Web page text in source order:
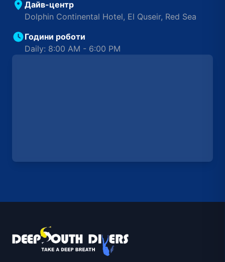
Дайв-центр
Dolphin Continental Hotel, El Quseir, Red Sea
Години роботи
Daily: 8:00 AM - 6:00 PM